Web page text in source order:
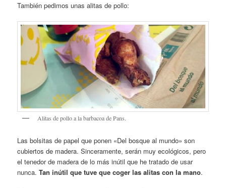
También pedimos unas alitas de pollo:
Alitas de pollo a la barbacoa de Pans.
Las bolsitas de papel que ponen «Del bosque al mundo» son
cubiertos de madera. Sinceramente, serán muy ecológicos, pero
el tenedor de madera de lo más inútil que he tratado de usar
nunca.Tan inútil que tuve que coger las alitas con la mano.